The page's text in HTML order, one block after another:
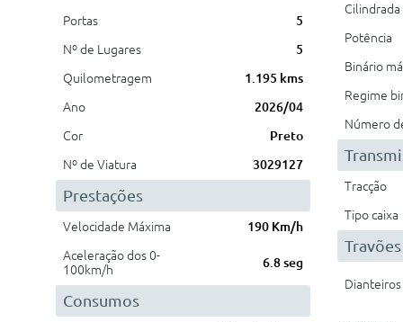
Portas
5
Nº de Lugares
5
Quilometragem
1.195 kms
Ano
2026/04
Cor
Preto
Nº de Viatura
3029127
Prestações
Velocidade Máxima
190 Km/h
Aceleração dos 0-
100km/h
6.8 seg
Consumos
Cilindrada
Potência
Binário
Regime
Número
Tracção
Tipo caixa
Travões
Dianteiros